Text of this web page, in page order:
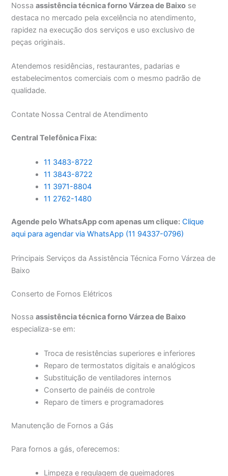
Nossaassistência técnica forno Várzea de Baixo se
destaca no mercado pela excelência no atendimento,
rapidez na execução dos serviços e uso exclusivo de
peças originais.
Atendemos residências, restaurantes, padarias e
estabelecimentos comerciais com o mesmo padrão de
qualidade.
Contate Nossa Central de Atendimento
Central Telefônica Fixa:
11 3483-8722
11 3843-8722
11 3971-8804
11 2762-1480
Agende pelo WhatsApp com apenas um clique: Clique
aqui para agendar via WhatsApp (11 94337-0796)
Principais Serviços da Assistência Técnica Forno Várzea de
Baixo
Conserto de Fornos Elétricos
Nossaassistência técnica forno Várzea de Baixo
especializa-se em:
Troca de resistências superiores e inferiores
Reparo de termostatos digitais e analógicos
Substituição de ventiladores internos
Conserto de painéis de controle
Reparo de timers e programadores
Manutenção de Fornos a Gás
Para fornos a gás, oferecemos:
Limpeza e regulagem de queimadores